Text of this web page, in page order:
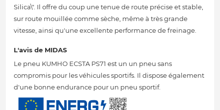
Silica\". Il offre du coup une tenue de route précise et stable,
sur route mouillée comme sèche, même à très grande
vitesse, ainsi qu'une excellente performance de freinage.
L'avis de MIDAS
Le pneu KUMHO ECSTA PS71 est un un pneu sans
compromis pour les véhicules sportifs. Il dispose également
d'une bonne endurance pour un pneu sportif.